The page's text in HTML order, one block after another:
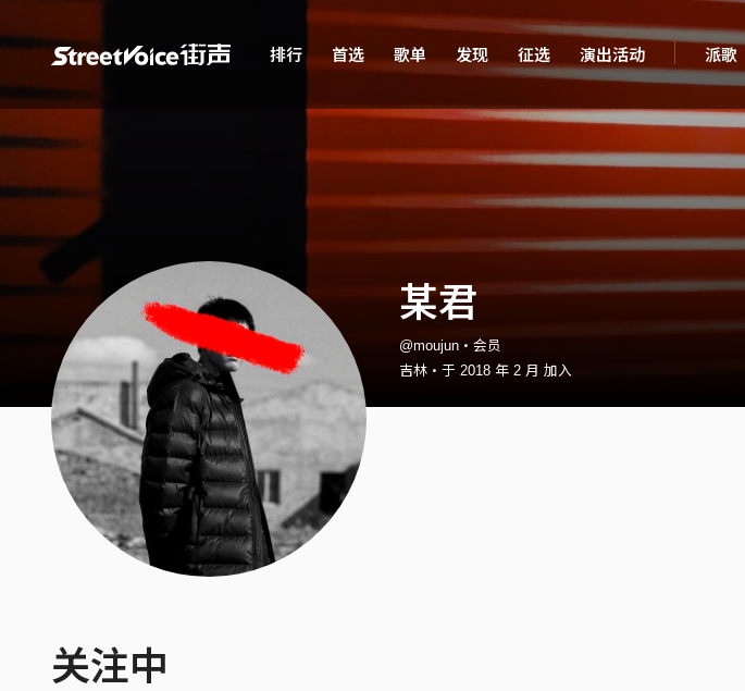
排行 首选 歌单 发现 征选 演出活动 派歌
某君
@moujun・会员
吉林・于 2018 年 2 月 加入
关注中